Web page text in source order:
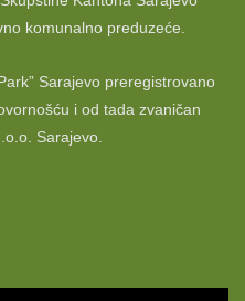
komunalno preduzeće.
Sarajevo preregistrovano
i od tada zvaničan
Sarajevo.